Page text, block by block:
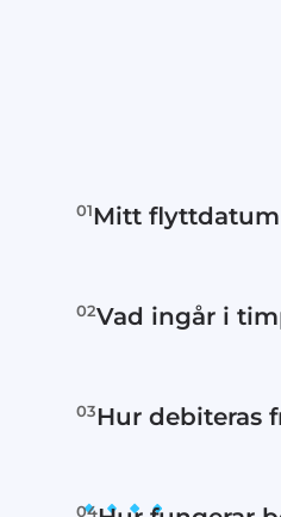
01Mitt flyttdatum
02Vad ingår i
03Hur debiteras
Inom
04